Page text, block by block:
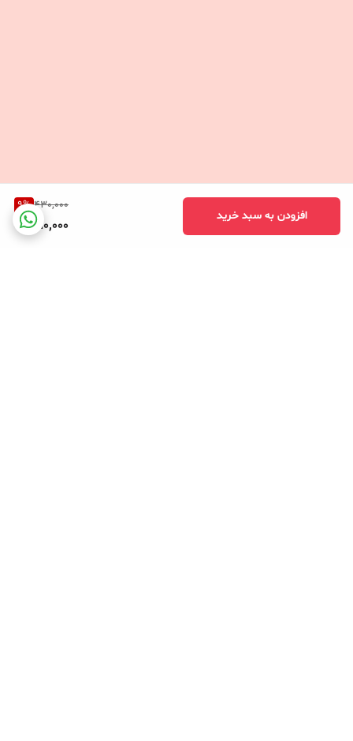
430,000
9%
390,000
افزودن به سبد خرید